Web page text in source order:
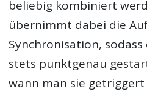
beliebig kombiniert
übernimmt dabei die
Synchronisation,
stets punktgenau
wann man sie getriggert